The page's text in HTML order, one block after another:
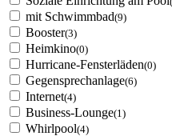
mit Schwimmbad(9)
Booster(3)
Heimkino(0)
Hurricane-Fensterläden(0)
Gegensprechanlage(6)
Internet(4)
Business-Lounge(1)
Whirlpool(4)